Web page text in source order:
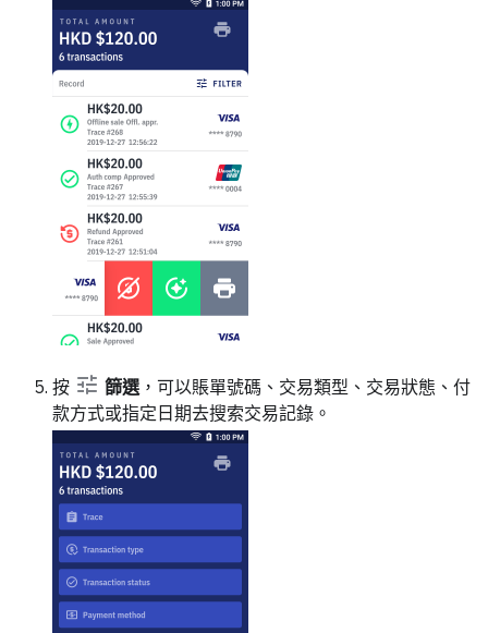
按 篩選 ，可以賬單號碼、交易類型、交易狀態、付
款方式或指定日期去搜索交易記錄。